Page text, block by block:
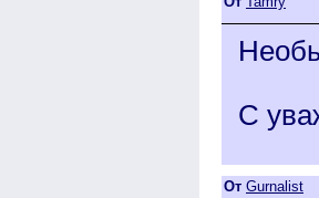
С
От Gurnalist